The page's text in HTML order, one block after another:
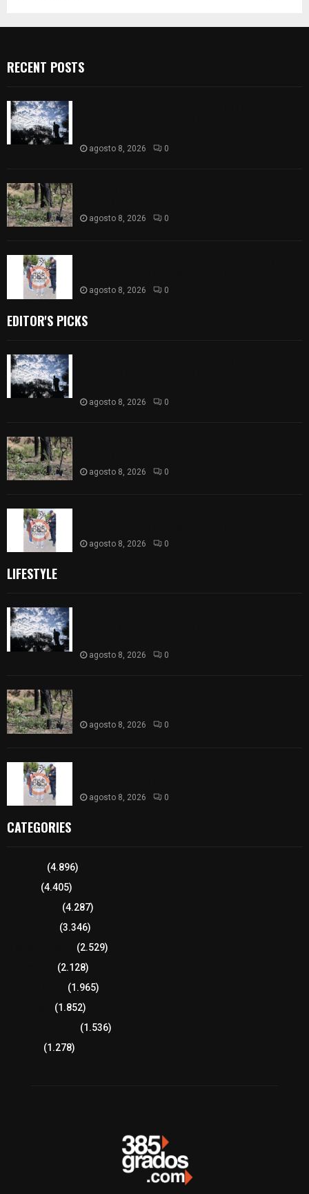
RECENT POSTS
agosto 8, 2026 0
agosto 8, 2026 0
agosto 8, 2026 0
EDITOR'S PICKS
agosto 8, 2026 0
agosto 8, 2026 0
agosto 8, 2026 0
LIFESTYLE
agosto 8, 2026 0
agosto 8, 2026 0
agosto 8, 2026 0
CATEGORIES
(4.896)
(4.405)
(4.287)
(3.346)
(2.529)
(2.128)
(1.965)
(1.852)
(1.536)
(1.278)